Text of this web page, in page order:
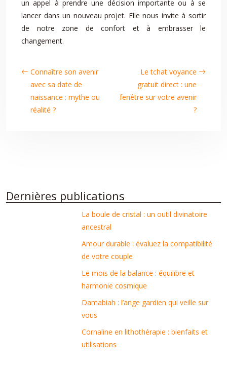
un appel à prendre une décision importante ou à se
lancer dans un nouveau projet. Elle nous invite à sortir
de notre zone de confort et à embrasser le
changement.
Connaître son avenir
avec sa date de
naissance : mythe ou
réalité ?
Le tchat voyance
gratuit direct : une
fenêtre sur votre avenir
?
Dernières publications
La boule de cristal : un outil divinatoire
ancestral
Amour durable : évaluez la compatibilité
de votre couple
Le mois de la balance : équilibre et
harmonie cosmique
Damabiah : l’ange gardien qui veille sur
vous
Cornaline en lithothérapie : bienfaits et
utilisations